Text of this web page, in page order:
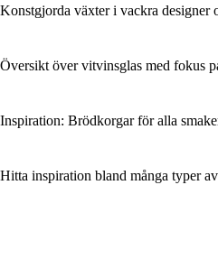
Konstgjorda växter i vackra designer
Översikt över vitvinsglas med fokus
Inspiration: Brödkorgar för alla
Hitta inspiration bland många typer